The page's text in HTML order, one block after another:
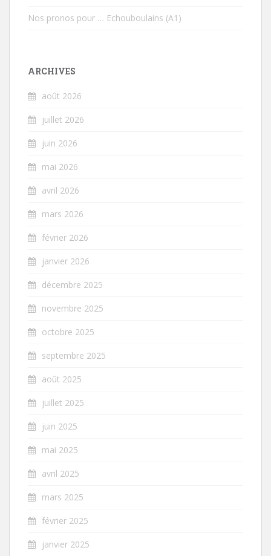
Nos pronos pour … Echouboulains (A1)
ARCHIVES
août 2026
juillet 2026
juin 2026
mai 2026
avril 2026
mars 2026
février 2026
janvier 2026
décembre 2025
novembre 2025
octobre 2025
septembre 2025
août 2025
juillet 2025
juin 2025
mai 2025
avril 2025
mars 2025
février 2025
janvier 2025